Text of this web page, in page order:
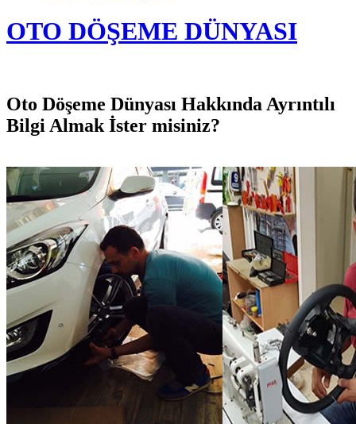
OTO DÖŞEME DÜNYASI
Oto Döşeme Dünyası Hakkında Ayrıntılı
Bilgi Almak İster misiniz?